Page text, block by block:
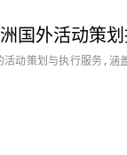
活动策划与执行服务,涵